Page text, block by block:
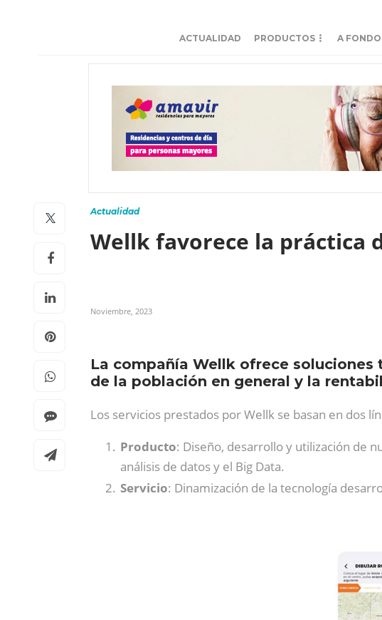
ACTUALIDAD PRODUCTOS A FONDO
Actualidad
Wellk favorece la práctica
Noviembre, 2023
La compañía Wellk ofrece
de la población en general y la
Los servicios prestados por Wellk se basan en dos
Producto: Diseño, desarrollo y utilización de
análisis de datos y el Big Data.
Servicio: Dinamización de la tecnología